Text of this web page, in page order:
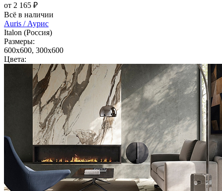
от 2 165 ₽
Всё в наличии
Auris / Аурис
Italon (Россия)
Размеры:
600x600, 300x600
Цвета: